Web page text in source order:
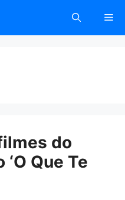
do
Que Te